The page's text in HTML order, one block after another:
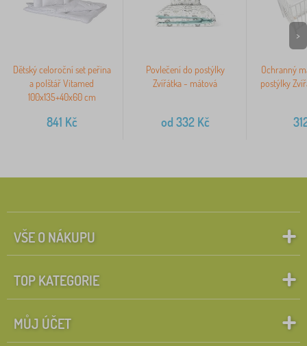
Dětský celoroční set peřina
a polštář Vitamed
100x135+40x60 cm
841 Kč
Povlečení do postýlky
Zvířátka - mátová
od 332Kč
Ochranný
postýlky
>
VŠE O NÁKUPU
TOP KATEGORIE
MŮJ ÚČET